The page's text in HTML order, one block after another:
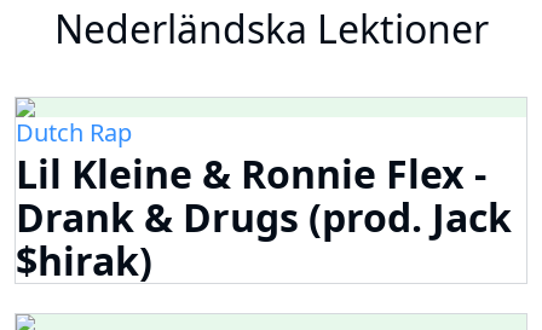
Nederländska Lektioner
Dutch Rap
Lil Kleine & Ronnie Flex -
Drank & Drugs (prod. Jack
$hirak)